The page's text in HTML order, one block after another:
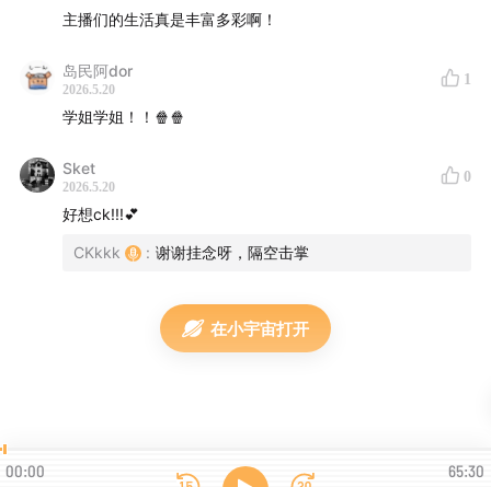
26:30
点评以哈耶普斯麻为代表的美国大学（哈佛、耶
45:23 美国寄宿高中卷睡眠：戴电子手环监测的"卷自己"
第五大道扫街：泡泡玛特、大疆、喜茶、霸王茶姬
国泰航空行李事故及仓促的结尾
BY Buffalo Springfield
主播们的生活真是丰富多彩啊！
岛民阿dor
2026.5.20
1
学姐学姐！！🍿🍿
Sket
2026.5.20
0
好想ck!!!💕
CKkkk : 谢谢挂念呀，隔空击掌
在小宇宙打开
00:00 65:30